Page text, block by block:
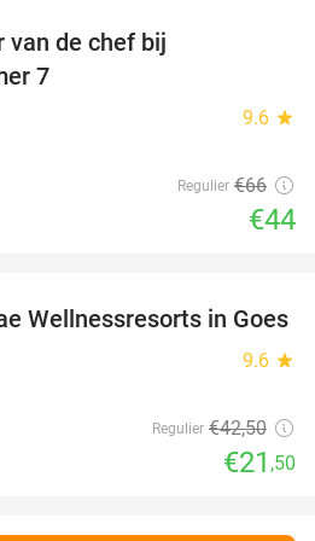
van de chef bij
7
9.6 star
Regulier €66
€44
49%
Wellnessresorts in Goes
9.6 star
Regulier €42,50
€21 ,50